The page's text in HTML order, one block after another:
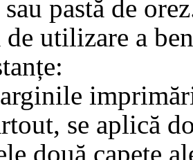
pastă de
de utilizare a
se aplică
două capete